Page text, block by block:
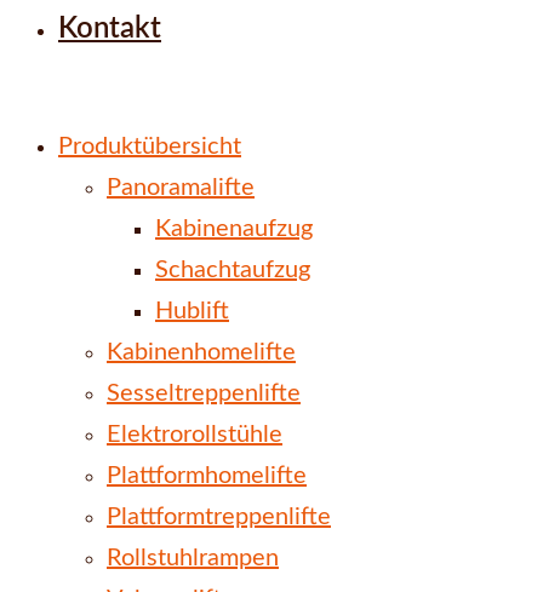
Kontakt
Produktübersicht
Panoramalifte
Kabinenaufzug
Schachtaufzug
Hublift
Kabinenhomelifte
Sesseltreppenlifte
Elektrorollstühle
Plattformhomelifte
Plattformtreppenlifte
Rollstuhlrampen